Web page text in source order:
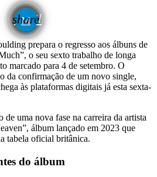
share
email
prepara o regresso aos álbuns de
o seu sexto trabalho de longa
marcado para 4 de setembro. O
da confirmação de um novo single,
às plataformas digitais já esta sexta-
uma nova fase na carreira da artista
álbum lançado em 2023 que
tabela oficial britânica.
do álbum